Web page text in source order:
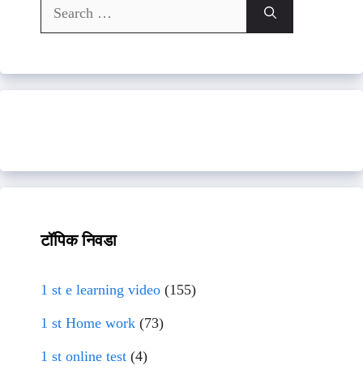
Search
for:
टॉपिक निवडा
1 st e learning video (155)
1 st Home work (73)
1 st online test (4)